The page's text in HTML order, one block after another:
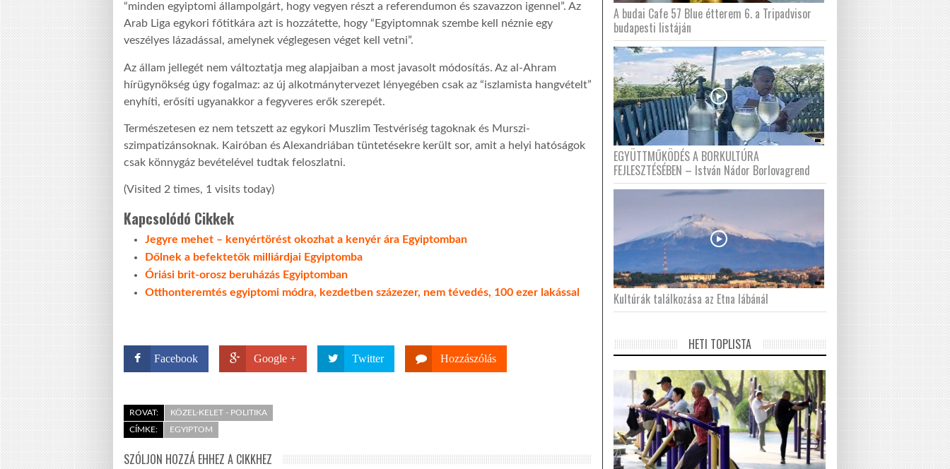
“minden egyiptomi állampolgárt, hogy vegyen részt a referendumon és szavazzon igennel”. Az
Arab Liga egykori főtitkára azt is hozzátette, hogy “Egyiptomnak szembe kell néznie egy
veszélyes lázadással, amelynek véglegesen véget kell vetni”.
Az állam jellegét nem változtatja meg alapjaiban a most javasolt módosítás. Az al-Ahram
hírügynökség úgy fogalmaz: az új alkotmánytervezet lényegében csak az “iszlamista hangvételt”
enyhíti, erősíti ugyanakkor a fegyveres erők szerepét.
Természetesen ez nem tetszett az egykori Muszlim Testvériség tagoknak és Murszi-
szimpatizánsoknak. Kairóban és Alexandriában tüntetésekre került sor, amit a helyi hatóságok
csak könnygáz bevételével tudtak feloszlatni.
(Visited 2 times, 1 visits today)
Kapcsolódó Cikkek
Jegyre mehet – kenyértörést okozhat a kenyér ára Egyiptomban
Dőlnek a befektetők milliárdjai Egyiptomba
Óriási brit-orosz beruházás Egyiptomban
Otthonteremtés egyiptomi módra, kezdetben százezer, nem tévedés, 100 ezer lakással
Facebook Google + Twitter Hozzászólás
ROVAT:
KÖZEL-KELET - POLITIKA
CÍMKE:
EGYIPTOM
SZÓLJON HOZZÁ EHHEZ A CIKKHEZ
A budai Cafe 57 Blue étterem 6. a Tripadvisor
budapesti listáján
EGYÜTTMŰKÖDÉS A BORKULTÚRA
FEJLESZTÉSÉBEN – István Nádor Borlovagrend
Kultúrák találkozása az Etna lábánál
HETI TOPLISTA